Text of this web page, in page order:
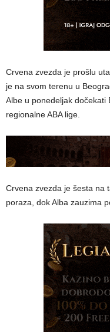
Crvena zvezda je prošlu
je na svom terenu u
Albe u ponedeljak dočekati
regionalne ABA lige.
Crvena zvezda je šesta na
poraza, dok Alba zauzima